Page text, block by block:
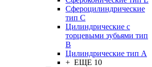
Сфероцилиндрические
тип C
Цилиндрические с
торцевыми зубьями тип
B
Цилиндрические тип А
+ ЕЩЕ 10